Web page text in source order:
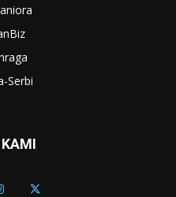
Serbi